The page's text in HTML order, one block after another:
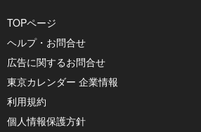
TOPページ
ヘルプ・お問合せ
広告に関するお問合せ
東京カレンダー 企業情報
利用規約
個人情報保護方針